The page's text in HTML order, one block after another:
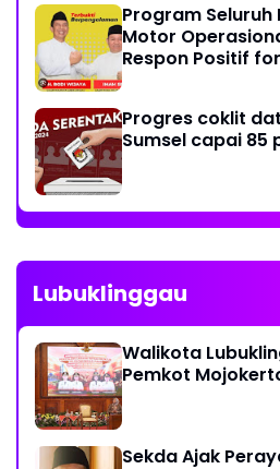
Program Seluruh
Motor
Respon Positif
Progres coklit
Sumsel capai 85
Lubuklinggau
Walikota
Pemkot
Sekda Ajak